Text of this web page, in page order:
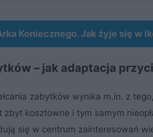
Koniecznego. Jak żyje się w
– jak adaptacja
zabytków wynika m.in. z
zbyt kosztowne i tym samym
się w centrum zainteresowań